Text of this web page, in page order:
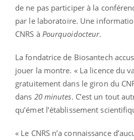
de ne pas participer à la
par le laboratoire. Une
CNRS à Pourquoidocteur.
La fondatrice de Biosantech
jouer la montre. « La licence du
gratuitement dans le giron du
dans 20 minutes. C’est un tout
qu’émet l’établissement
« Le CNRS n’a connaissance